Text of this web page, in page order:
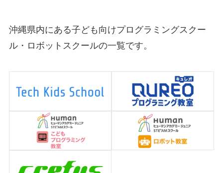
沖縄県内にある子ども向けプログラミングスクー
ル・ロボットスクールの一覧です。